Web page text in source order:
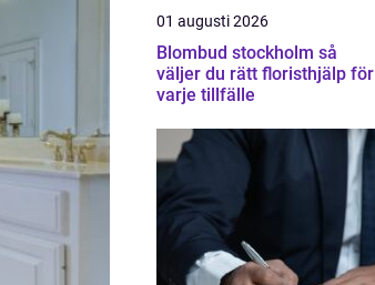
01 augusti 2026
Blombud stockholm så
väljer du rätt floristhjälp för
varje tillfälle